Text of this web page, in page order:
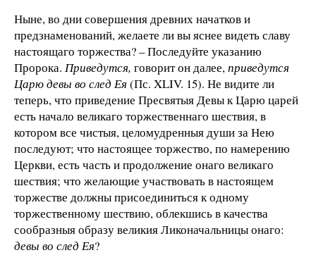
Ныне, во дни совершения древних начатков и
предзнаменований, желаете ли вы яснее видеть славу
настоящаго торжества? – Последуйте указанию
Пророка. Приведутся, говорит он далее,приведутся
Царю девы во след Ея (Пс. XLIV. 15). Не видите ли
теперь, что приведение Пресвятыя Девы к Царю царей
есть начало великаго торжественнаго шествия, в
котором все чистыя, целомудренныя души за Нею
последуют; что настоящее торжество, по намерению
Церкви, есть часть и продолжение онаго великаго
шествия; что желающие участвовать в настоящем
торжестве должны присоединиться к одному
торжественному шествию, облекшись в качества
сообразныя образу великия Ликоначальницы онаго:
девы во след Ея?